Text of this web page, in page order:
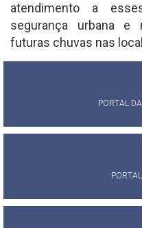
atendimento a
segurança urbana
futuras chuvas nas
PORTAL